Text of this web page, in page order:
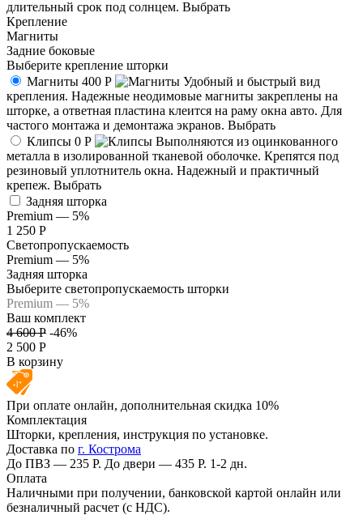
длительный срок под солнцем. Выбрать
Крепление
Магниты
Задние боковые
Выберите крепление шторки
Магниты 400 Р
Удобный и быстрый вид
крепления. Надежные неодимовые магниты закреплены на
шторке, а ответная пластина клеится на раму окна авто. Для
частого монтажа и демонтажа экранов. Выбрать
Клипсы 0 Р
Выполняются из оцинкованного
металла в изолированной тканевой оболочке. Крепятся под
резиновый уплотнитель окна. Надежный и практичный
крепеж. Выбрать
Задняя шторка
Premium — 5%
1 250 Р
Светопропускаемость
Premium — 5%
Задняя шторка
Выберите светопропускаемость шторки
Premium — 5%
Ваш комплект
4 600 Р -46%
2 500 Р
В корзину
При оплате онлайн, дополнительная скидка 10%
Комплектация
Шторки, крепления, инструкция по установке.
Доставка по г. Кострома
До ПВЗ — 235 Р. До двери — 435 Р. 1-2 дн.
Оплата
Наличными при получении, банковской картой онлайн или
безналичный расчет (с НДС).